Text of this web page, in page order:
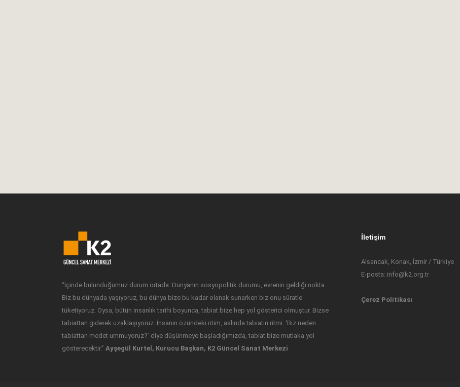
“İçinde bulunduğumuz durum ortada. Dünyanın sosyopolitik durumu, evrenin geldiği nokta…
Biz bu dünyada yaşıyoruz, bu dünya bize bu kadar olanak sunarken biz onu süratle
tüketiyoruz. Oysa, bütün insanlık tarihi boyunca, tabiat bize hep yol gösterici olmuştur. Bizse
tabiattan giderek uzaklaşıyoruz. İnsanın özündeki ritim, aslında tabiatın ritmi. ‘Biz neden
tabiattan medet ummuyoruz?’ diye düşünmeye başladığımızda, tabiat bize mutlaka yol
gösterecektir.” Ayşegül Kurtel, Kurucu Başkan, K2 Güncel Sanat Merkezi
İletişim
Alsancak, Konak, İzmir / Türkiye
E-posta: info@k2.org.tr
Çerez Politikası